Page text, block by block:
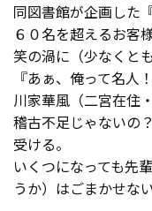
同図書館が企画した
６０名を超えるお客
笑の渦に（少なくと
『あぁ、俺って名人
川家華風（二宮在住
稽古不足じゃないの
受ける。
いくつになっても先
うか）はごまかせな